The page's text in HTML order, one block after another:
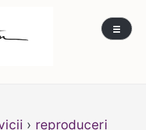
pe lemn
artă – Călin
› reproduceri